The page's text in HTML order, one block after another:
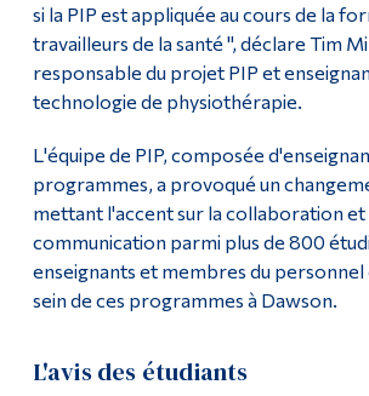
si la PIP est appliquée au cours de la
travailleurs de la santé ", déclare Tim
responsable du projet PIP et
technologie de physiothérapie.
L'équipe de PIP, composée
programmes, a provoqué un
mettant l'accent sur la collaboration et
communication parmi plus de 800
enseignants et membres du personnel
sein de ces programmes à Dawson.
L'avis des étudiants